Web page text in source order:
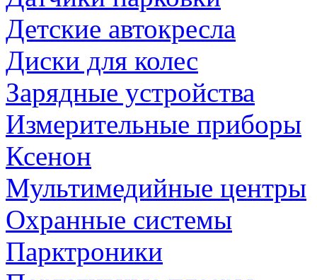
Детские автокресла
Диски для колес
Зарядные устройства
Измерительные приборы
Ксенон
Мультимедийные центры
Охранные системы
Парктроники